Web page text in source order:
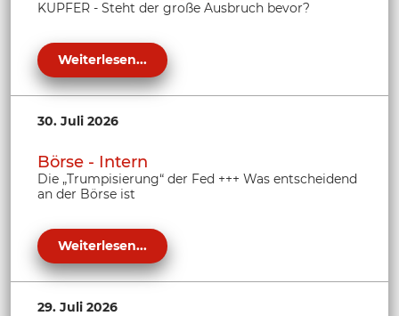
KUPFER - Steht der große Ausbruch bevor?
Weiterlesen...
30. Juli 2026
Börse - Intern
Die „Trumpisierung“ der Fed +++ Was entscheidend
an der Börse ist
Weiterlesen...
29. Juli 2026